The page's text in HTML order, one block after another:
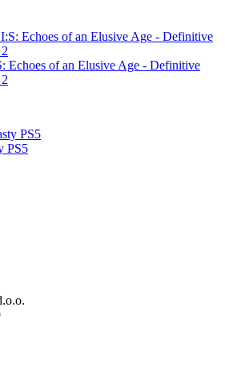
of an Elusive Age - Definitive
PS5